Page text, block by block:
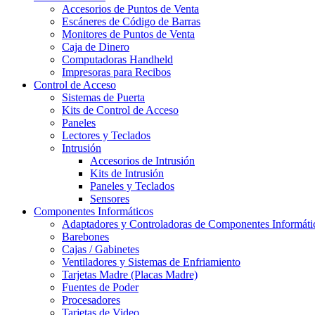
Accesorios de Puntos de Venta
Escáneres de Código de Barras
Monitores de Puntos de Venta
Caja de Dinero
Computadoras Handheld
Impresoras para Recibos
Control de Acceso
Sistemas de Puerta
Kits de Control de Acceso
Paneles
Lectores y Teclados
Intrusión
Accesorios de Intrusión
Kits de Intrusión
Paneles y Teclados
Sensores
Componentes Informáticos
Adaptadores y Controladoras de Componentes
Barebones
Cajas / Gabinetes
Ventiladores y Sistemas de Enfriamiento
Tarjetas Madre (Placas Madre)
Fuentes de Poder
Procesadores
Tarjetas de Video